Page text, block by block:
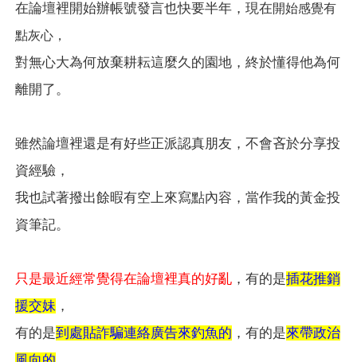
在論壇裡開始辦帳號發言也快要半年，現在開始感覺有
點灰心，
對無心大為何放棄耕耘這麼久的園地，終於懂得他為何
離開了。
雖然論壇裡還是有好些正派認真朋友，不會吝於分享投
資經驗，
我也試著撥出餘暇有空上來寫點內容，當作我的黃金投
資筆記。
只是最近經常覺得在論壇裡真的好亂 ，有的是插花推銷
援交妹 ，
有的是到處貼詐騙連絡廣告來釣魚的 ，有的是來帶政治